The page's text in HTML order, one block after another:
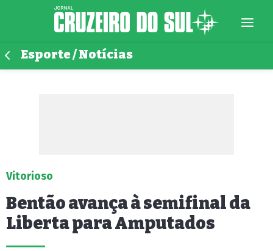
Esporte / Notícias
Vitorioso
Bentão avança à semifinal da
Liberta para Amputados